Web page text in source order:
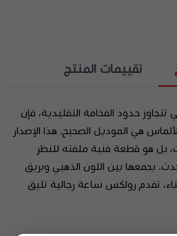
تقييمات المنتج
حدود الفخامة التقليدية، فإن
هي الموديل الصحيح. هذا الإصدار
بل هو قطعة فنية ملفته للنظر
بجمعها بين اللون الذهبي وبريق
تقدم رولكس ساعة رجالية تليق